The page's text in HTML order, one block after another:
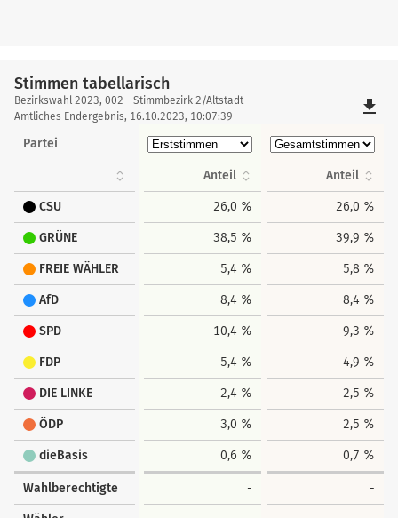
Stimmen tabellarisch
Stimmen
tabellarisch
Bezirkswahl 2023, 002 - Stimmbezirk 2/Altstadt
Amtliches Endergebnis, 16.10.2023, 10:07:39
file_download
Partei
Anteil Anteil
CSU 26,0 % 26,0 %
GRÜNE 38,5 % 39,9 %
FREIE WÄHLER 5,4 % 5,8 %
AfD 8,4 % 8,4 %
SPD 10,4 % 9,3 %
FDP 5,4 % 4,9 %
DIE LINKE 2,4 % 2,5 %
ÖDP 3,0 % 2,5 %
dieBasis 0,6 % 0,7 %
Wahlberechtigte - -